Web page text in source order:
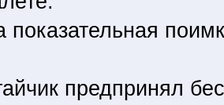
предпринял